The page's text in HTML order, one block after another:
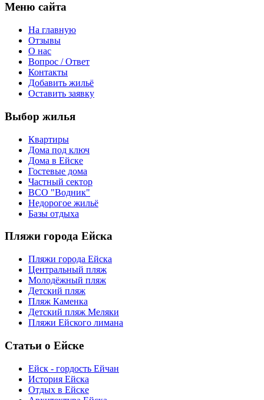
Меню сайта
На главную
Отзывы
О нас
Вопрос / Ответ
Контакты
Добавить жильё
Оставить заявку
Выбор жилья
Квартиры
Дома под ключ
Дома в Ейске
Гостевые дома
Частный сектор
ВСО "Водник"
Недорогое жильё
Базы отдыха
Пляжи города Ейска
Пляжи города Ейска
Центральный пляж
Молодёжный пляж
Детский пляж
Пляж Каменка
Детский пляж Меляки
Пляжи Ейского лимана
Статьи о Ейске
Ейск - гордость Ейчан
История Ейска
Отдых в Ейске